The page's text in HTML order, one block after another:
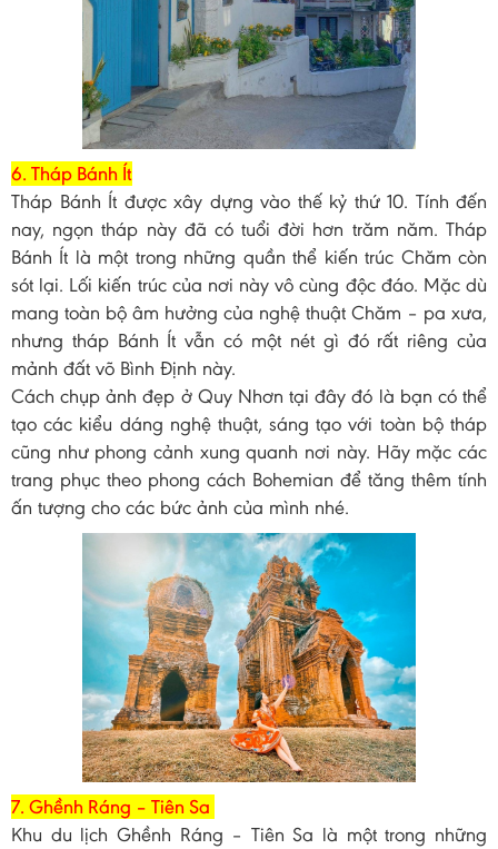
6. Tháp Bánh Ít
Tháp Bánh Ít được xây dựng vào thế kỷ thứ 10. Tính đến
nay, ngọn tháp này đã có tuổi đời hơn trăm năm. Tháp
Bánh Ít là một trong những quần thể kiến trúc Chăm còn
sót lại. Lối kiến trúc của nơi này vô cùng độc đáo. Mặc dù
mang toàn bộ âm hưởng của nghệ thuật Chăm – pa xưa,
nhưng tháp Bánh Ít vẫn có một nét gì đó rất riêng của
mảnh đất võ Bình Định này.
Cách chụp ảnh đẹp ở Quy Nhơn tại đây đó là bạn có thể
tạo các kiểu dáng nghệ thuật, sáng tạo với toàn bộ tháp
cũng như phong cảnh xung quanh nơi này. Hãy mặc các
trang phục theo phong cách Bohemian để tăng thêm tính
ấn tượng cho các bức ảnh của mình nhé.
7. Ghềnh Ráng – Tiên Sa
Khu du lịch Ghềnh Ráng – Tiên Sa là một trong những